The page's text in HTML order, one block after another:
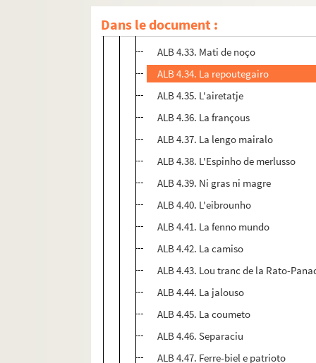
Dans le document :
ALB 4.31. Margarideto
ALB 4.32. La taco de familho
ALB 4.33. Mati de noço
ALB 4.34. La repoutegairo
ALB 4.35. L'airetatje
ALB 4.36. La françous
ALB 4.37. La lengo mairalo
ALB 4.38. L'Espinho de merlusso
ALB 4.39. Ni gras ni magre
ALB 4.40. L'eibrounho
ALB 4.41. La fenno mundo
ALB 4.42. La camiso
ALB 4.43. Lou tranc de la Rato-
ALB 4.44. La jalouso
ALB 4.45. La coumeto
ALB 4.46. Separaciu
ALB 4.47. Ferre-biel e patrioto